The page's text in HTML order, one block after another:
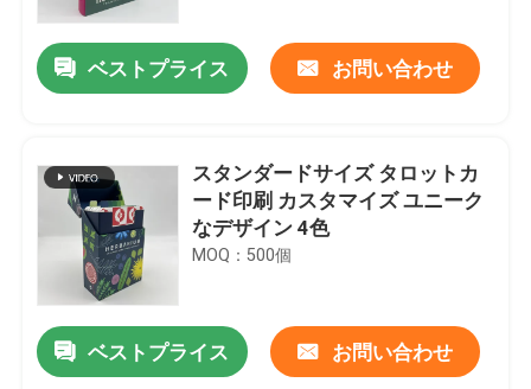
プロダクト
ビデオ
ベストプライス お問い合わせ
スタンダードサイズ タロットカ
ード印刷 カスタマイズ ユニーク
なデザイン 4色
MOQ：500個
ベストプライス お問い合わせ
コーヒー テーブル ブック 紙 紙 紙 紙 紙 紙 紙 紙 紙 紙